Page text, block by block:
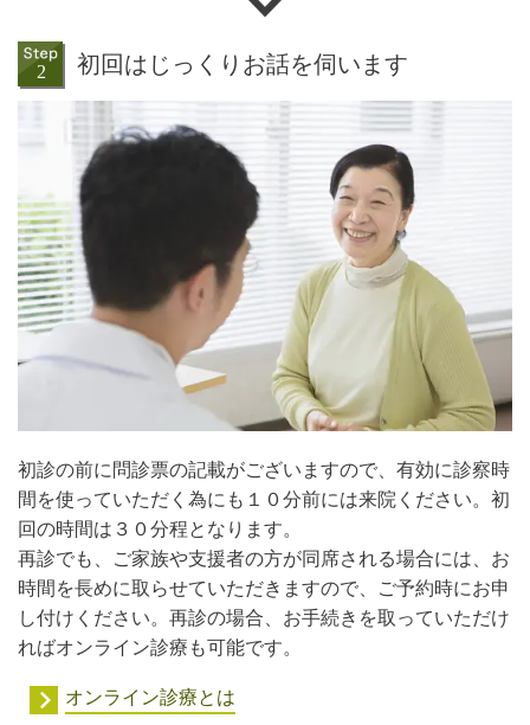
初回はじっくりお話を伺います
初診の前に問診票の記載がございますので、有効に診察時
間を使っていただく為にも１０分前には来院ください。初
回の時間は３０分程となります。
再診でも、ご家族や支援者の方が同席される場合には、お
時間を長めに取らせていただきますので、ご予約時にお申
し付けください。再診の場合、お手続きを取っていただけ
ればオンライン診療も可能です。
オンライン診療とは